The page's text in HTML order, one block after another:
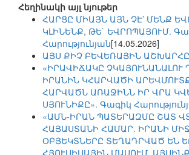
Հեղինակի այլ նյութեր
ՀԱՐՑԸ ՄԻԱՅՆ ԱՅՆ ՉԷ՝ ՄԵՆՔ
ԿԼԻՆԵՆՔ, ԹԵ` ԵՎՐՈՊԱՅՈՒՄ.
Հարությունյան[14.05.2026]
ԱՅՍ ՔԻՉ ԲԵՎԵՌԱՅԻՆ ԱՇԽԱՐՀԸ
«ԻՐԱՎԻՃԱԿԸ ՉԿԱՅՈՒՆԱՆԱԼՈՒ
ԻՐԱՆԻՆ ԿՀԱՐՎԱԾԻ
ՀԱՐՎԱԾՆ ԱՌԱՋԻՆՆ ԻՐ ՎՐԱ
ՍՅՈՒՆԻՔԸ». Գագիկ
«ԱՄՆ-ԻՐԱՆ ՊԱՏԵՐԱԶՄԸ ՇԱՏ
ՀԱՅԱՍՏԱՆԻ ՀԱՄԱՐ. ԻՐԱՆԻ
ՕԲՅԵԿՏՆԵՐԸ ՏԵՂԱԴՐՎԱԾ ԵՆ